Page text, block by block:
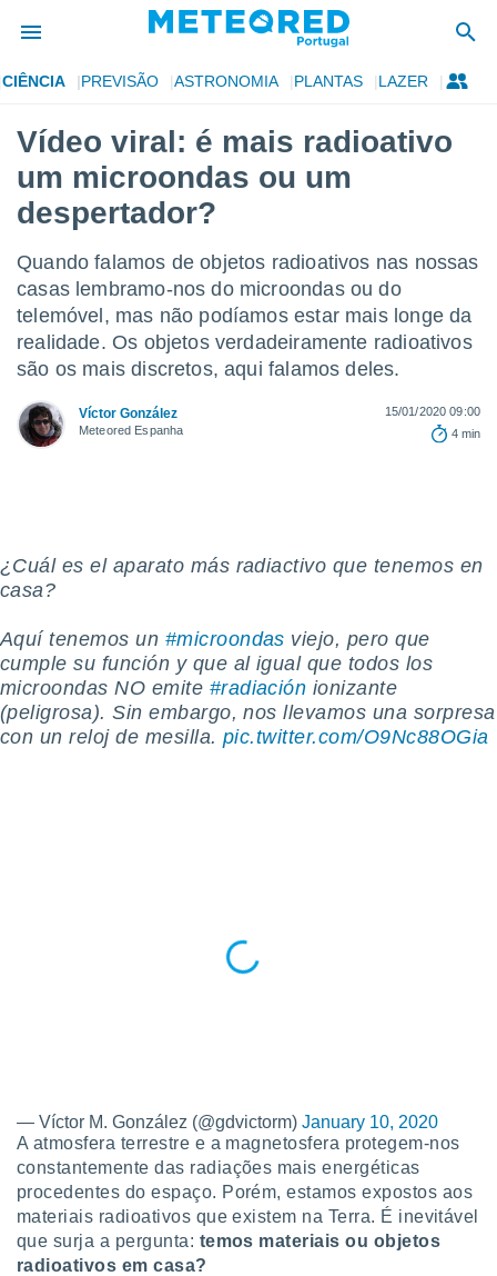
foi
para
fornecidas
a este
das
forma
permite-
de alta
na nossa
e
a
cookies
ACEITAR
E
CONTINUAR
CONFIGURAÇÕES
CIÊNCIA PREVISÃO ASTRONOMIA PLANTAS LAZER
Vídeo viral: é mais radioativo
um microondas ou um
despertador?
Quando falamos de objetos radioativos nas nossas
casas lembramo-nos do microondas ou do
telemóvel, mas não podíamos estar mais longe da
realidade. Os objetos verdadeiramente radioativos
são os mais discretos, aqui falamos deles.
Víctor González
Meteored Espanha
15/01/2020 09:00
4 min
¿Cuál es el aparato más radiactivo que tenemos en
casa?
Aquí tenemos un #microondas viejo, pero que
cumple su función y que al igual que todos los
microondas NO emite #radiación ionizante
(peligrosa). Sin embargo, nos llevamos una sorpresa
con un reloj de mesilla. pic.twitter.com/O9Nc88OGia
— Víctor M. González (@gdvictorm) January 10, 2020
A atmosfera terrestre e a magnetosfera protegem-nos
constantemente das radiações mais energéticas
procedentes do espaço. Porém, estamos expostos aos
materiais radioativos que existem na Terra. É inevitável
que surja a pergunta: temos materiais ou objetos
radioativos em casa?